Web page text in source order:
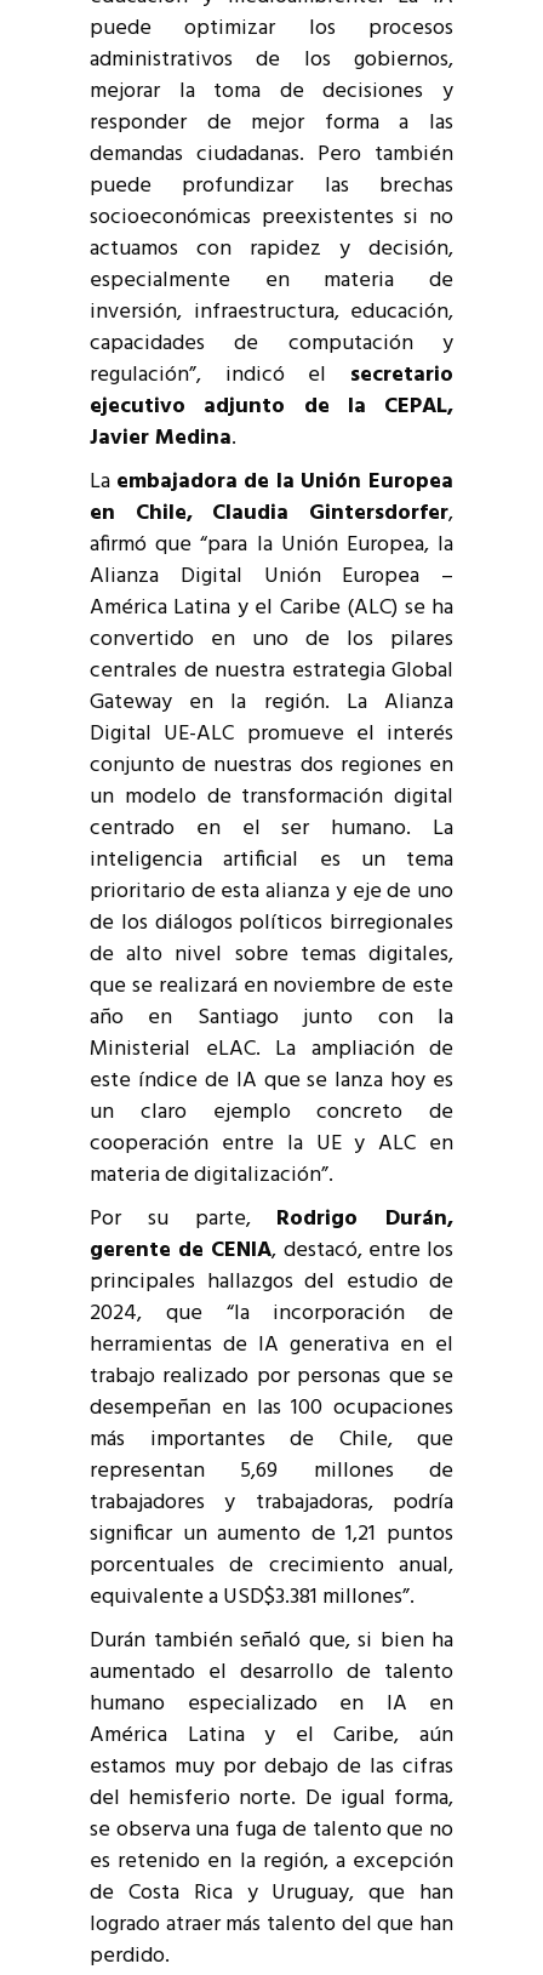
puede optimizar los procesos
administrativos de los gobiernos,
mejorar la toma de decisiones y
responder de mejor forma a las
demandas ciudadanas. Pero también
puede profundizar las brechas
socioeconómicas preexistentes si no
actuamos con rapidez y decisión,
especialmente en materia de
inversión, infraestructura, educación,
capacidades de computación y
regulación”, indicó el secretario
ejecutivo adjunto de la CEPAL,
Javier Medina.
La embajadora de la Unión Europea
en Chile, Claudia Gintersdorfer,
afirmó que “para la Unión Europea, la
Alianza Digital Unión Europea –
América Latina y el Caribe (ALC) se ha
convertido en uno de los pilares
centrales de nuestra estrategia Global
Gateway en la región. La Alianza
Digital UE-ALC promueve el interés
conjunto de nuestras dos regiones en
un modelo de transformación digital
centrado en el ser humano. La
inteligencia artificial es un tema
prioritario de esta alianza y eje de uno
de los diálogos políticos birregionales
de alto nivel sobre temas digitales,
que se realizará en noviembre de este
año en Santiago junto con la
Ministerial eLAC. La ampliación de
este índice de IA que se lanza hoy es
un claro ejemplo concreto de
cooperación entre la UE y ALC en
materia de digitalización”.
Por su parte, Rodrigo Durán,
gerente de CENIA, destacó, entre los
principales hallazgos del estudio de
2024, que “la incorporación de
herramientas de IA generativa en el
trabajo realizado por personas que se
desempeñan en las 100 ocupaciones
más importantes de Chile, que
representan 5,69 millones de
trabajadores y trabajadoras, podría
significar un aumento de 1,21 puntos
porcentuales de crecimiento anual,
equivalente a USD$3.381 millones”.
Durán también señaló que, si bien ha
aumentado el desarrollo de talento
humano especializado en IA en
América Latina y el Caribe, aún
estamos muy por debajo de las cifras
del hemisferio norte. De igual forma,
se observa una fuga de talento que no
es retenido en la región, a excepción
de Costa Rica y Uruguay, que han
logrado atraer más talento del que han
perdido.